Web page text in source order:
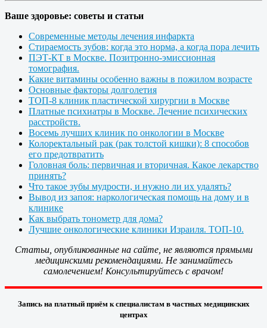
Ваше здоровье: советы и статьи
Современные методы лечения инфаркта
Стираемость зубов: когда это норма, а когда пора лечить
ПЭТ-КТ в Москве. Позитронно-эмиссионная
томография.
Какие витамины особенно важны в пожилом возрасте
Основные факторы долголетия
ТОП-8 клиник пластической хирургии в Москве
Платные психиатры в Москве. Лечение психических
расстройств.
Восемь лучших клиник по онкологии в Москве
Колоректальный рак (рак толстой кишки): 8 способов
его предотвратить
Головная боль: первичная и вторичная. Какое лекарство
принять?
Что такое зубы мудрости, и нужно ли их удалять?
Вывод из запоя: наркологическая помощь на дому и в
клинике
Как выбрать тонометр для дома?
Лучшие онкологические клиники Израиля. ТОП-10.
Статьи, опубликованные на сайте, не являются прямыми
медицинскими рекомендациями. Не занимайтесь
самолечением! Консультируйтесь с врачом!
Запись на платный приём к специалистам в частных медицинских
центрах